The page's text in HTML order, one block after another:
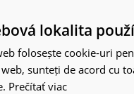
Word Art"
lokalita
folosește cookie-uri
sunteți de acord cu
Prečítať viac